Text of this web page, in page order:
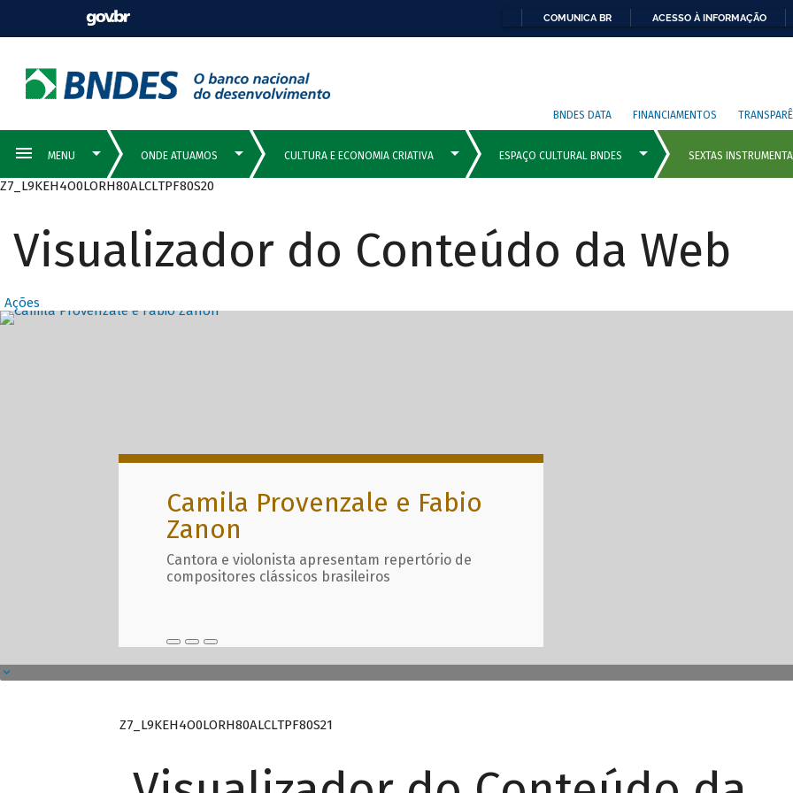
COMUNICA BR ACESSO À INFORMAÇÃO
BNDES DATA FINANCIAMENTOS
Z7_L9KEH4O0LORH80ALCLTPF80S20
Visualizador do Conteúdo da Web
Ações
Destaques Principais com
Camila Provenzale e Fabio
Zanon
Cantora e violonista apresentam repertório de
compositores clássicos brasileiros
Z7_L9KEH4O0LORH80ALCLTPF80S21